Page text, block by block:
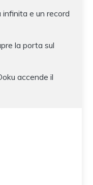
infinita e un record
la porta sul
accende il